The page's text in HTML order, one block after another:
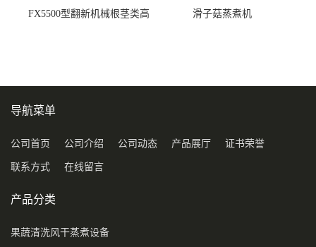
FX5500型翻新机械根茎类高
滑子菇蒸煮机
导航菜单
公司首页 公司介绍 公司动态 产品展厅 证书荣誉
联系方式 在线留言
产品分类
果蔬清洗风干蒸煮设备